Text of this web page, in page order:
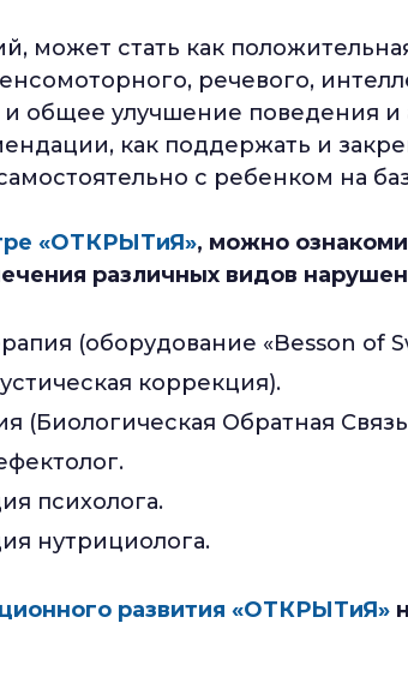
может стать как
речевого,
и общее улучшение поведения
как поддержать и
с ребенком на
«ОТКРЫТиЯ», можно
различных видов
(оборудование «Besson of
коррекция).
(Биологическая Обратная
психолога.
нутрициолога.
развития «ОТКРЫТиЯ»